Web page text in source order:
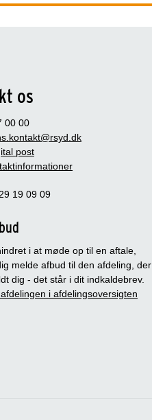
os
00 00
post
19 09 09
i at møde op til en aftale,
melde afbud til den afdeling, der
dig - det står i dit indkaldebrev.
i afdelingsoversigten